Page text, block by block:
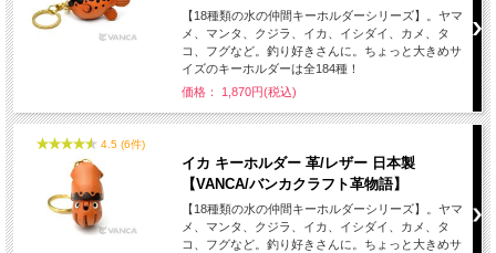
【18種類の水の仲間キーホルダーシリーズ】。ヤマ
メ、マンタ、クジラ、イカ、イシダイ、カメ、タ
コ、フグなど。釣り好きさんに。ちょっと大きめサ
イズのキーホルダーは全184種！
価格： 1,870円(税込)
4.5 (6件)
イカ キーホルダー 革/レザー 日本製
【VANCA/バンカクラフト革物語】
【18種類の水の仲間キーホルダーシリーズ】。ヤマ
メ、マンタ、クジラ、イカ、イシダイ、カメ、タ
コ、フグなど。釣り好きさんに。ちょっと大きめサ